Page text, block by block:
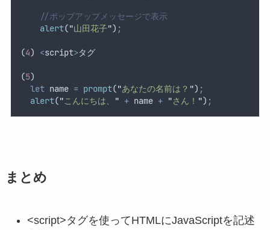
//ポップアップメッセージで表示
alert("山田花子") ;
(4) <script>タグ
(5)
let name = prompt("あなたの名前は？ ") ;
alert("こんにちは、 " + name + "さん！ ") ;
まとめ
<script>タグを使ってHTMLにJavaScriptを記述